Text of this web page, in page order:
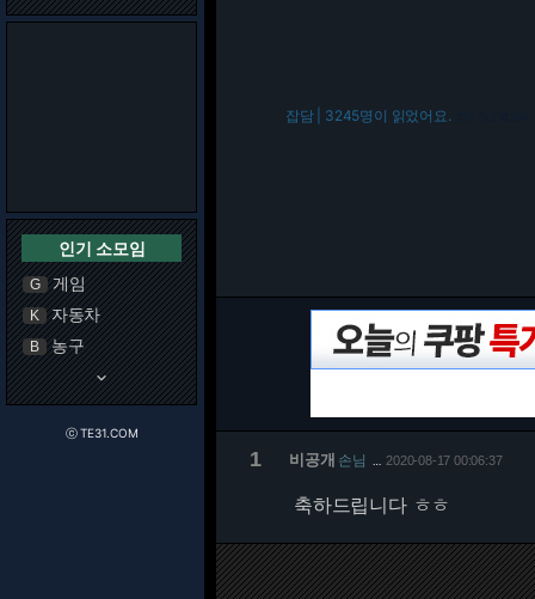
인기 소모임
G 게임
K 자동차
B 농구
keyboard_arrow_down
ⓒ TE31.COM
잡담 | 3245명이 읽었어요.
1 비공개 손님 2020-08-17 00:06:37
축하드립니다 ㅎㅎ